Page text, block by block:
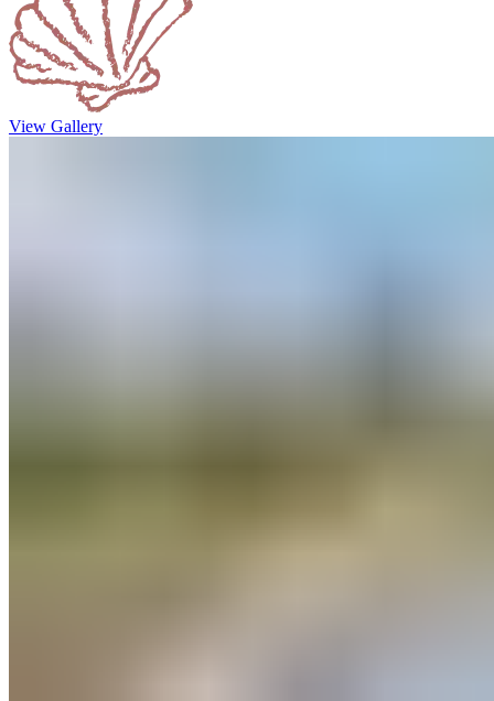
View Gallery​​​​‌ ‍ ​‍​‍‌‍ ‌ ​‍‌‍‍‌‌‍‌ ‌‍‍‌‌‍ ‍​‍​‍​ ‍‍​‍​‍‌ ​ ‌‍​‌‌‍ ‍‌‍‍‌‌ ‌​‌ ‍‌​‍ ‍‌‍‍‌‌‍ ​‍​‍​‍ ​​‍​‍‌‍‍​‌ ​‍‌‍‌‌‌‍‌‍​‍​‍​ ‍‍​‍​‍‌‍‍​‌ ‌​‌ ‌​‌ ​​‌ ​ ​ ‍‍​‍ ​‍ ‌‍ ​​‍ ‌‌‍​‌‌‍ ‍‌‍‌​​‍ ‌‌ ​‍​‍ ‌‌‍‍​‌‍ ‌ ‌​‌‍‌‌‌‍ ​‌ ​ ​‍ ‌‌ ​ ‌ ‌​‌ ‌‌‌‍‌​‌‍‍‌‌‍ ​‍ ‍‌ ‌‍‌‍‌‌‌ ​‍‌‍​ ‌‍‌‌‌‍ ​​‍ ‍‌‍​‌‌ ​​‌ ​​​‍ ‌‍‍‌‌‍ ‍‌ ‌​‌‍‌‌‌‍ ‍‌ ‌​​‍ ‌‍‌‌‌‍‌​‌‍‍‌‌ ‌​​‍ ‌‍ ‌‌‍ ‌‍‌​‌‍‌‌​ ‌‌ ​​‌ ​‍‌‍‌‌‌ ​ ‌‍‌‌‌‍ ‍‌ ‌​‌‍​‌‌ ‌​‌‍‍‌‌‍ ‌‍ ‍​ ‍ ‌‍‍‌‌‍‌​​ ‌‌‍‌​​ ​​‌‍​ ​ ‍​​ ​​​ ​‌​ ‌ ​ ‌‌​‍ ‌​ ​‍​ ‍‌​ ‌‌​ ​ ​‍ ‌​ ‌​​ ​‍‌‍​‌​ ​‌​‍ ‌​ ‍‌​ ‌‌​ ‌‍​ ‌‌​‍ ‌​ ‌‍​ ‍​‌‍‌​​ ​‌​ ‍​‌‍​‍​ ‌‌‌‍‌‌‌‍‌‍​ ‌​​ ​ ‌‍​‍​ ‍ ‌ ‌​‌ ‍‌‌ ​​‌‍‌‌​ ‌‌‍‍​‌‍ ‌ ‌​‌‍‌‌‌‍ ​‌‌​ ‌‍‍‌‌ ‌​‌‍‌‌‌‌​​‌‍​‌‌‍‌ ‌‍‌‌​ ‍ ‌ ​​‌‍​‌‌ ‌​‌‍‍​​ ‌‌ ​​‌‍​‌‌‍‌ ‌‍‌‌‌​​‍‌ ‌‌‌‍‍‌‌‍ ​‌‍‌​‌‍‌‌‌ ​‍​‍‌‌​ ‌‌‌​​‍‌‌ ‌‍‍ ‌‍‌‌‌ ‍‌​‍‌‌​ ​ ‌​‌​​‍‌‌​ ​ ‌​‌​​‍‌‌​ ​‍​ ​‍​ ‌​​ ‌‌​ ‌​‌‍‌‌​ ‌ ​ ​‌‌‍​‌​ ‍‌​ ‌‍​ ‌ ​ ‌‍‌‍​ ​‍‌‌​ ​‍​ ​‍​‍‌‌​ ‌‌‌​‌​​‍ ‍‌‍​ ‌ ‌​‌‍​‌​‍ ‍‌‍ ​‌‍​‌‌‍​‍‌‍‌‌‌‍ ​​ ‌‍​‍‌‍​‌‌ ​ ‌‍‌‌‌‌‌‌‌ ​‍‌‍ ​​ ‌‌‍‍​‌ ‌​‌ ‌​‌ ​​‌ ​ ​‍‌‌​ ​ ‌​​‌​‍‌‌​ ​‍‌​‌‍​‍‌‌​ ​‍‌​‌‍‌‍ ​​‍ ‌‌‍​‌‌‍ ‍‌‍‌​​‍ ‌‌ ​‍​‍ ‌‌‍‍​‌‍ ‌ ‌​‌‍‌‌‌‍ ​‌ ​ ​‍ ‌‌ ​ ‌ ‌​‌ ‌‌‌‍‌​‌‍‍‌‌‍ ​‍ ‍‌ ‌‍‌‍‌‌‌ ​‍‌‍​ ‌‍‌‌‌‍ ​​‍ ‍‌‍​‌‌ ​​‌ ​​​‍‌‍‌‍‍‌‌‍‌​​ ‌‌‍‌​​ ​​‌‍​ ​ ‍​​ ​​​ ​‌​ ‌ ​ ‌‌​‍ ‌​ ​‍​ ‍‌​ ‌‌​ ​ ​‍ ‌​ ‌​​ ​‍‌‍​‌​ ​‌​‍ ‌​ ‍‌​ ‌‌​ ‌‍​ ‌‌​‍ ‌​ ‌‍​ ‍​‌‍‌​​ ​‌​ ‍​‌‍​‍​ ‌‌‌‍‌‌‌‍‌‍​ ‌​​ ​ ‌‍​‍​‍‌‍‌ ‌​‌ ‍‌‌ ​​‌‍‌‌​ ‌‌‍‍​‌‍ ‌ ‌​‌‍‌‌‌‍ ​‌‌​ ‌‍‍‌‌ ‌​‌‍‌‌‌‌​​‌‍​‌‌‍‌ ‌‍‌‌​‍‌‍‌ ​​‌‍​‌‌ ‌​‌‍‍​​ ‌‌ ​​‌‍​‌‌‍‌ ‌‍‌‌‌​​‍‌ ‌‌‌‍‍‌‌‍ ​‌‍‌​‌‍‌‌‌ ​‍​‍‌‌​ ‌‌‌​​‍‌‌ ‌‍‍ ‌‍‌‌‌ ‍‌​‍‌‌​ ​ ‌​‌​​‍‌‌​ ​ ‌​‌​​‍‌‌​ ​‍​ ​‍​ ‌​​ ‌‌​ ‌​‌‍‌‌​ ‌ ​ ​‌‌‍​‌​ ‍‌​ ‌‍​ ‌ ​ ‌‍‌‍​ ​‍‌‌​ ​‍​ ​‍​‍‌‌​ ‌‌‌​‌​​‍ ‍‌‍​ ‌ ‌​‌‍​‌​‍ ‍‌‍ ​‌‍​‌‌‍​‍‌‍‌‌‌‍ ​​‍‌‍‌ ​​‌‍‌‌‌ ​‍‌ ​ ‌ ​​‌‍‌‌‌‍​ ‌ ‌​‌‍‍‌‌ ‌‍‌‍‌‌​ ‌‌ ​​‌ ‌‌‌‍​‍‌‍ ​‌‍‍‌‌ ​ ‌‍‍​‌‍‌‌‌‍‌​​‍​‍‌ ‌